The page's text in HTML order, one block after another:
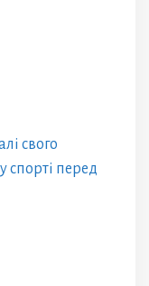
свого
спорті перед